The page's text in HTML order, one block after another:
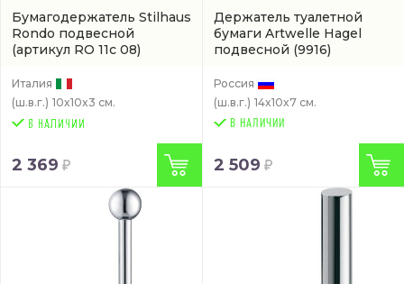
Бумагодержатель Stilhaus
Rondo подвесной
(артикул RO 11c 08)
Италия
(ш.в.г.) 10x10x3 см.
2 369
Держатель туалетной
бумаги Artwelle Hagel
подвесной (9916)
Россия
(ш.в.г.) 14x10x7 см.
В НАЛИЧИИ
2 509